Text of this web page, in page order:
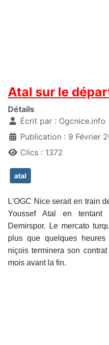
Atal sur le
Détails
Écrit par : Ogcnice.info
Publication : 9 Février
Clics : 1372
atal
L'OGC Nice serait en train
Youssef Atal en
Demirspor. Le mercato
plus que quelques
niçois terminera son
mois avant la fin.